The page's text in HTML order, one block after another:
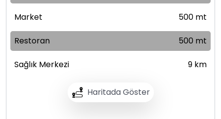
Haritada Göster
Market 500 mt
Restoran 500 mt
Sağlık Merkezi 9 km